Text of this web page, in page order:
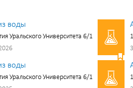
воды
Уральского Университета 6/1
воды
Уральского Университета 6/1